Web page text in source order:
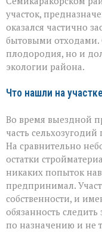
участок,
оказался частично
бытовыми отходами.
плодородия, но и
экологии района.
Что нашли на
Во время выездной
часть
На сравнительно
остатки
никаких попыток
предпринимал.
собственности, и
обязанность
по назначению и не